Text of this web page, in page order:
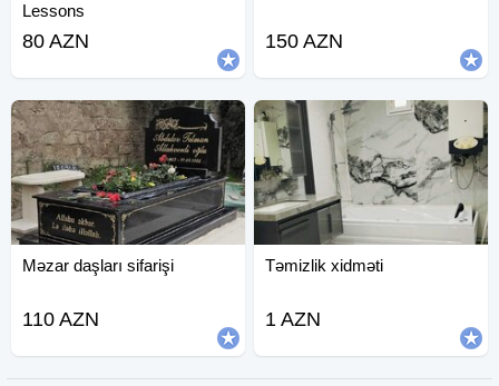
Lessons
80 AZN 150 AZN
Məzar daşları sifarişi
110 AZN
Təmizlik xidməti
1 AZN